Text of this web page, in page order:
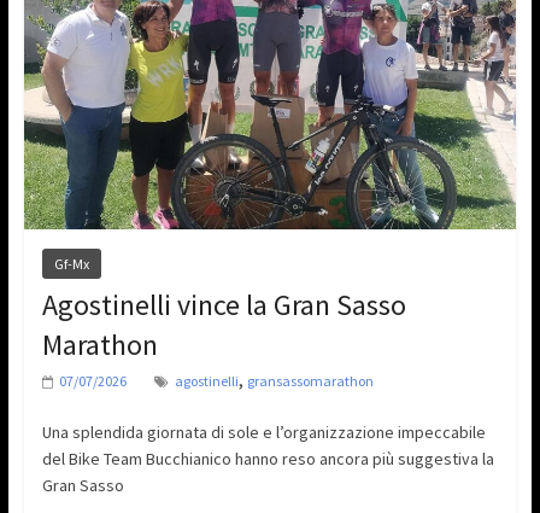
Gf-Mx
Agostinelli vince la Gran Sasso
Marathon
07/07/2026 agostinelli, gransassomarathon
Una splendida giornata di sole e l’organizzazione impeccabile
del Bike Team Bucchianico hanno reso ancora più suggestiva la
Gran Sasso